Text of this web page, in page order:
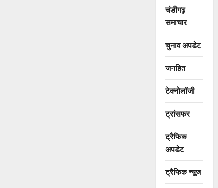
चंडीगढ़
समाचार
चुनाव अपडेट
जनहित
टेक्नोलॉजी
ट्रांसफर
ट्रैफिक
अपडेट
ट्रैफिक न्यूज